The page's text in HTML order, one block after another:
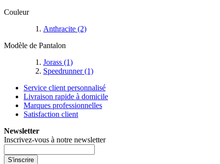
Couleur
Anthracite (2)
Modèle de Pantalon
Jorass (1)
Speedrunner(1)
Service client personnalisé
Livraison rapide à domicile
Marques professionnelles
Satisfaction client
Newsletter
Inscrivez-vous à notre newsletter
S'inscrire